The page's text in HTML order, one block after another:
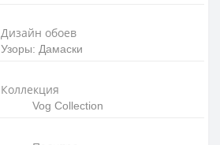
Дизайн обоев
Узоры: Дамаски
Коллекция
Vog Collection